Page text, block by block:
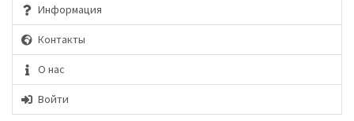
Информация
Контакты
О нас
Войти